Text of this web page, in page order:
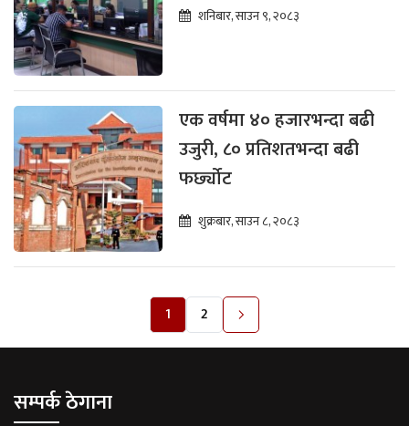
शनिबार, साउन ९, २०८३
एक वर्षमा ४० हजारभन्दा बढी
उजुरी, ८० प्रतिशतभन्दा बढी
फर्छ्योट
शुक्रबार, साउन ८, २०८३
1 2
सम्पर्क ठेगाना